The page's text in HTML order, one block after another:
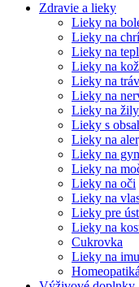
Zdravie a lieky
Lieky na
Lieky na
Lieky na
Lieky na
Lieky na
Lieky na
Lieky na
Lieky s
Lieky na
Lieky na
Lieky na
Lieky na oči
Lieky na
Lieky pre
Lieky na
Cukrovka
Lieky na
Homeopatiká